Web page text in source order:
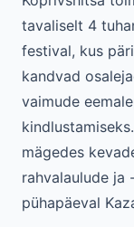
tavaliselt 4
festival, kus
kandvad
vaimude
mägedes
rahvalaulude ja
pühapäeval